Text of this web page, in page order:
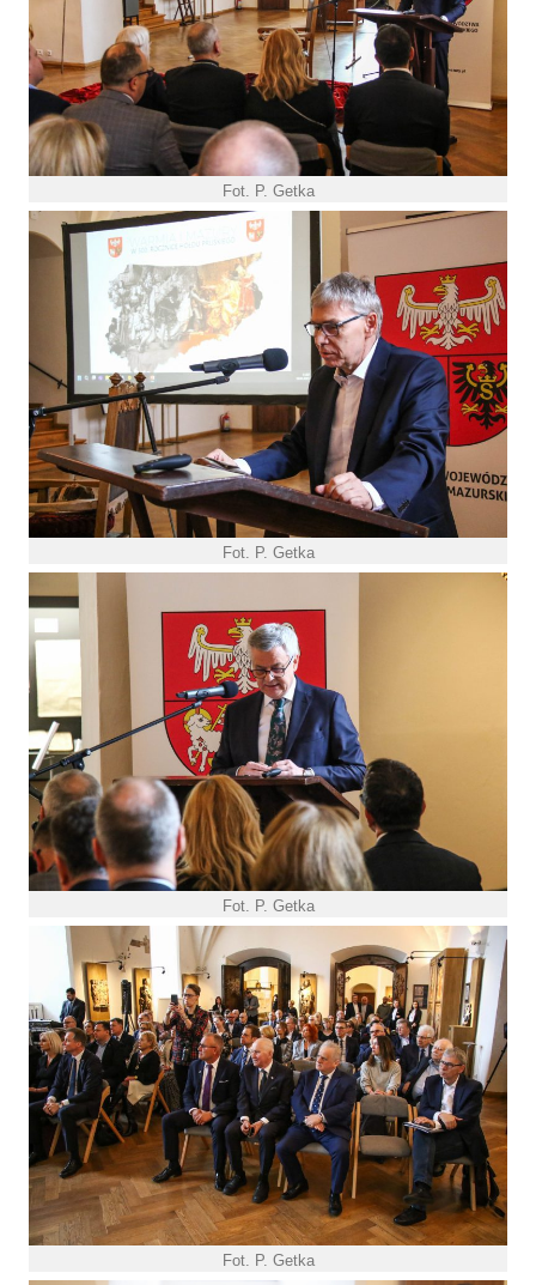
Fot. P. Getka
Fot. P. Getka
Fot. P. Getka
Fot. P. Getka